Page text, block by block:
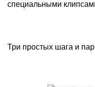
специальными
Три простых шага и